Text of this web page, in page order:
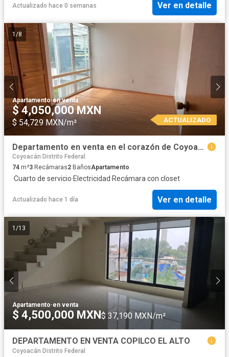
Actualizado hace 0 semanas Ver en detalle
1 /8
Apartamento·en venta
$ 4,050,000 MXN
$ 54,729 MXN/m² ACTUALIZADO
Departamento en venta en el corazón de Coyoacán
Coyoacán Distrito Federal
74 m²3 Recámaras2 BañosApartamento
·Cuarto de servicio·Electricidad·Recámara con closet
Actualizado hace 1 día Ver en detalle
1 /13
Apartamento·en venta
$ 4,500,000 MXN$ 37,190 MXN/m²
DEPARTAMENTO EN VENTA COPILCO EL ALTO
Coyoacán Distrito Federal